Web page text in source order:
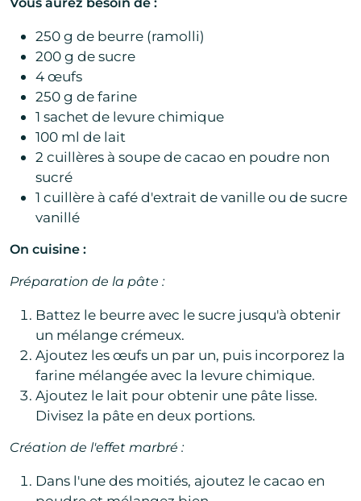
Vous aurez besoin de :
250 g de beurre (ramolli)
200 g de sucre
4 œufs
250 g de farine
1 sachet de levure chimique
100 ml de lait
2 cuillères à soupe de cacao en poudre non
sucré
1 cuillère à café d'extrait de vanille ou de sucre
vanillé
On cuisine :
Préparation de la pâte :
Battez le beurre avec le sucre jusqu'à obtenir
un mélange crémeux.
Ajoutez les œufs un par un, puis incorporez la
farine mélangée avec la levure chimique.
Ajoutez le lait pour obtenir une pâte lisse.
Divisez la pâte en deux portions.
Création de l'effet marbré :
Dans l'une des moitiés, ajoutez le cacao en